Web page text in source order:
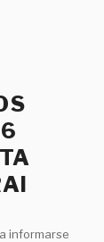
informarse